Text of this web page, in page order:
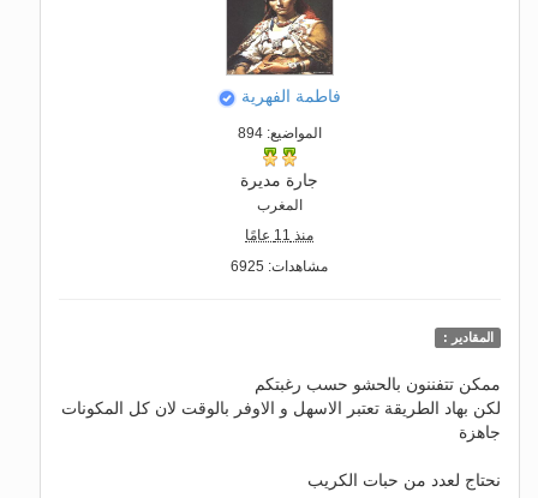
فاطمة الفهرية
المواضيع: 894
جارة مديرة
المغرب
منذ 11 عامًا
مشاهدات: 6925
المقادير :
ممكن تتفننون بالحشو حسب رغبتكم
لكن بهاد الطريقة تعتبر الاسهل و الاوفر بالوقت لان كل المكونات
جاهزة
نحتاج لعدد من حبات الكريب